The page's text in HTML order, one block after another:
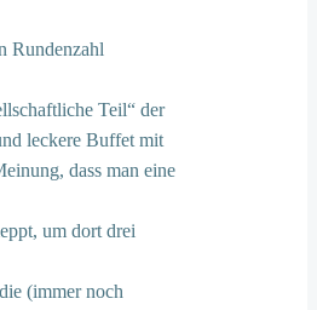
Rundenzahl
Teil“ der
leckere Buffet mit
dass man eine
um dort drei
(immer noch